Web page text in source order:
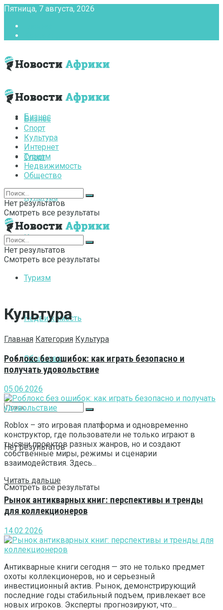
Пятница, 7 августа, 2026
Бизнес
Спорт
Культура
Интернет
Туризм
Недвижимость
Общество
Нет результатов
Смотреть все результаты
Бизнес
Спорт
Культура
Интернет
Туризм
Недвижимость
Общество
Нет результатов
Смотреть все результаты
Нет результатов
Смотреть все результаты
Культура
Главная Категория Культура
Роблокс без ошибок: как играть безопасно и
получать удовольствие
05.06.2026
Roblox – это игровая платформа и одновременно
конструктор, где пользователи не только играют в
тысячи проектов разных жанров, но и создают
собственные миры, режимы и сценарии
взаимодействия. Здесь...
Читать дальше
Рынок антикварных книг: перспективы и тренды
для коллекционеров
14.02.2026
Антикварные книги сегодня — это не только предмет
охоты коллекционеров, но и серьезный
инвестиционный актив. Рынок, демонстрирующий
последние годы стабильный подъем, привлекает все
новых игроков. Эксперты прогнозируют, что...